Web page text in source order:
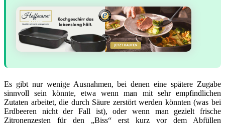
Es gibt nur wenige Ausnahmen, bei denen eine spätere Zugabe
sinnvoll sein könnte, etwa wenn man mit sehr empfindlichen
Zutaten arbeitet, die durch Säure zerstört werden könnten (was bei
Erdbeeren nicht der Fall ist), oder wenn man gezielt frische
Zitronenzesten für den „Biss“ erst kurz vor dem Abfüllen